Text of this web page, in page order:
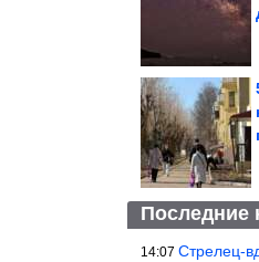
Последние
14:07 Стрелец-вдруг